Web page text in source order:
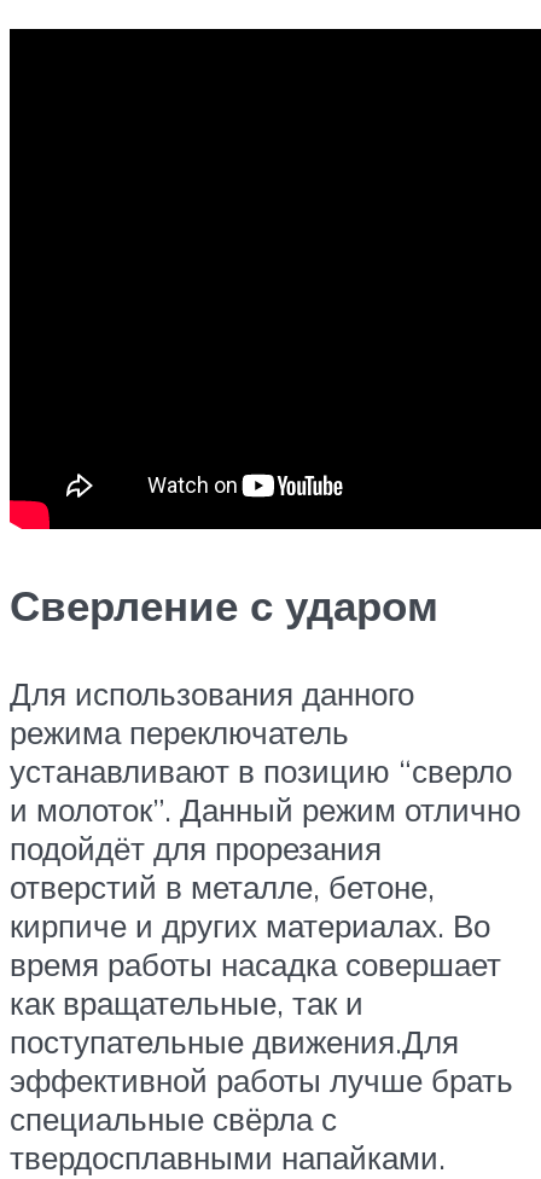
Сверление с ударом
Для использования данного
режима переключатель
устанавливают в позицию “сверло
и молоток”. Данный режим отлично
подойдёт для прорезания
отверстий в металле, бетоне,
кирпиче и других материалах. Во
время работы насадка совершает
как вращательные, так и
поступательные движения.Для
эффективной работы лучше брать
специальные свёрла с
твердосплавными напайками.